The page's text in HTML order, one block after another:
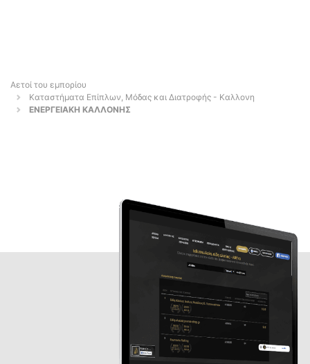
Αετοί του εμπορίου
Καταστήματα Επίπλων, Μόδας και Διατροφής - Καλλονη
ΕΝΕΡΓΕΙΑΚΗ ΚΑΛΛΟΝΗΣ